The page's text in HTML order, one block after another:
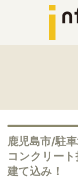
鹿児島市/駐
コンクリート
建て込み！